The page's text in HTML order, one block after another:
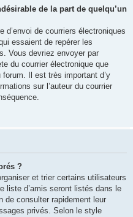
de la part de quelqu’un
d’envoi de courriers électroniques
essaient de repérer les
Vous devriez envoyer par
du courrier électronique que
Il est très important d’y
sur l’auteur du courrier
?
et trier certains utilisateurs
liste d’amis seront listés dans le
de consulter rapidement leur
privés. Selon le style